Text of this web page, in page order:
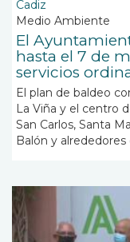
Cadiz
Medio Ambiente
El
hasta el 7 de
servicios
El plan de baldeo
La Viña y el centro
San Carlos, Santa
Balón y alrededores